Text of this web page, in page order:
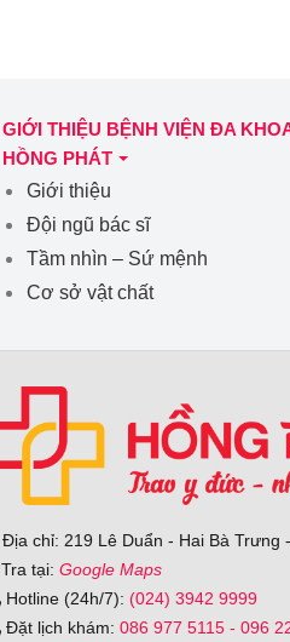
GIỚI THIỆU BỆNH VIỆN ĐA
HỒNG PHÁT
Giới thiệu
Đội ngũ bác sĩ
Tầm nhìn – Sứ mệnh
Cơ sở vật chất
Địa chỉ: 219 Lê Duẩn - Hai Bà Trưng
Tra tại: Google Maps
Hotline (24h/7): (024) 3942 9999
Đặt lịch khám: 086 977 5115 - 096